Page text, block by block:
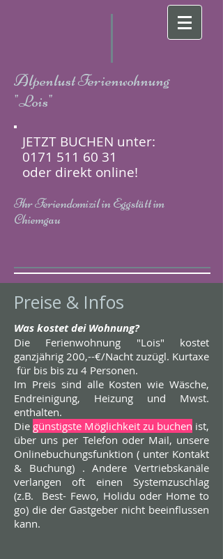
Alpenlust Ferienwohnung
"Lois"
JETZT BUCHEN unter:
0171 511 60 31
oder direkt online!
Ihr Feriendomizil in Eggstätt im
Chiemgau
Preise & Infos
Was kostet dei Wohnung?
Die Ferienwohnung "Lois" kostet
ganzjährig 200,--€/Nacht zuzügl. Kurtaxe
für bis bis zu 4 Personen.
Im Preis sind alle Kosten wie Wäsche,
Endreinigung, Heizung und Mwst.
enthalten.
Die günstigste Möglichkeit zu buchen ist,
über uns per Telefon oder Mail, unsere
Onlinebuchungsfunktion ( unter Kontakt
& Buchung) . Andere Vertriebskanäle
verlangen oft einen Systemzuschlag
(z.B. Best- Fewo, Holidu oder Home to
go) die der Gastgeber nicht beeinflussen
kann.